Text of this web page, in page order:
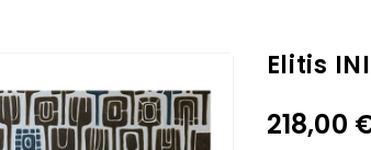
Elitis
218,00